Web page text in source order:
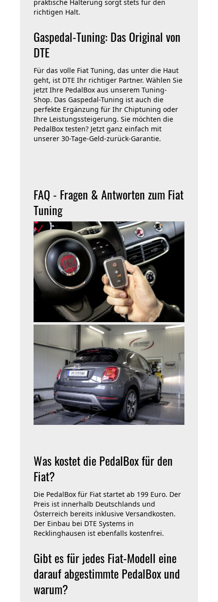
praktische Halterung sorgt stets für den
richtigen Halt.
Gaspedal-Tuning: Das Original von
DTE
Für das volle Fiat Tuning, das unter die Haut
geht, ist DTE Ihr richtiger Partner. Wählen Sie
jetzt Ihre PedalBox aus unserem Tuning-
Shop. Das Gaspedal-Tuning ist auch die
perfekte Ergänzung für Ihr Chiptuning oder
Ihre Leistungssteigerung. Sie möchten die
PedalBox testen? Jetzt ganz einfach mit
unserer 30-Tage-Geld-zurück-Garantie.
FAQ - Fragen & Antworten zum Fiat
Tuning
Was kostet die PedalBox für den
Fiat?
Die PedalBox für Fiat startet ab 199 Euro. Der
Preis ist innerhalb Deutschlands und
Österreich bereits inklusive Versandkosten.
Der Einbau bei DTE Systems in
Recklinghausen ist ebenfalls kostenfrei.
Gibt es für jedes Fiat-Modell eine
darauf abgestimmte PedalBox und
warum?